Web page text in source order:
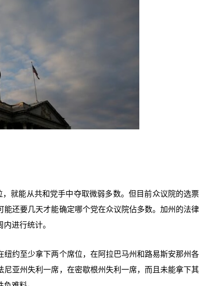
就能从共和党手中夺取微弱多数。但目前众议院的选票
还要几天才能确定哪个党在众议院佔多数。加州的法律
进行统计。
约至少拿下两个席位，在阿拉巴马州和路易斯安那州各
亚州失利一席，在密歇根州失利一席，而且未能拿下其